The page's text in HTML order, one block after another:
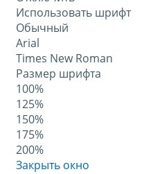
Использовать шрифт
Обычный
Arial
Times New Roman
Размер шрифта
100%
125%
150%
175%
200%
Закрыть окно